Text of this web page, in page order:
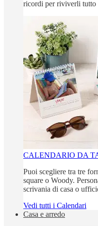
ricordi per riviverli tutto
CALENDARIO DA
Puoi scegliere tra tre
square o Woody.
scrivania di casa o
Vedi tutti i Calendari
Casa e arredo